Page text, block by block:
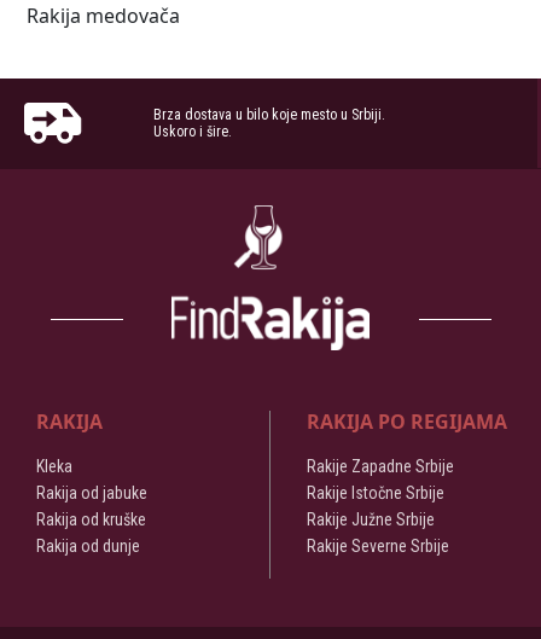
Rakija medovača
Brza dostava u bilo koje mesto u Srbiji.
Uskoro i šire.
RAKIJA
Kleka
Rakija od jabuke
Rakija od kruške
Rakija od dunje
RAKIJA PO REGIJAMA
Rakije Zapadne Srbije
Rakije Istočne Srbije
Rakije Južne Srbije
Rakije Severne Srbije